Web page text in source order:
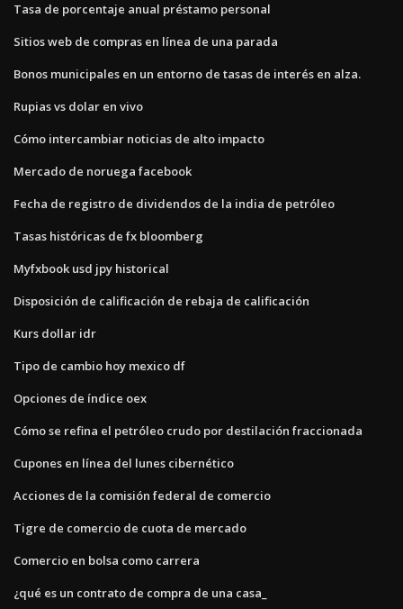
Tasa de porcentaje anual préstamo personal
Sitios web de compras en línea de una parada
Bonos municipales en un entorno de tasas de interés en alza.
Rupias vs dolar en vivo
Cómo intercambiar noticias de alto impacto
Mercado de noruega facebook
Fecha de registro de dividendos de la india de petróleo
Tasas históricas de fx bloomberg
Myfxbook usd jpy historical
Disposición de calificación de rebaja de calificación
Kurs dollar idr
Tipo de cambio hoy mexico df
Opciones de índice oex
Cómo se refina el petróleo crudo por destilación fraccionada
Cupones en línea del lunes cibernético
Acciones de la comisión federal de comercio
Tigre de comercio de cuota de mercado
Comercio en bolsa como carrera
¿qué es un contrato de compra de una casa_